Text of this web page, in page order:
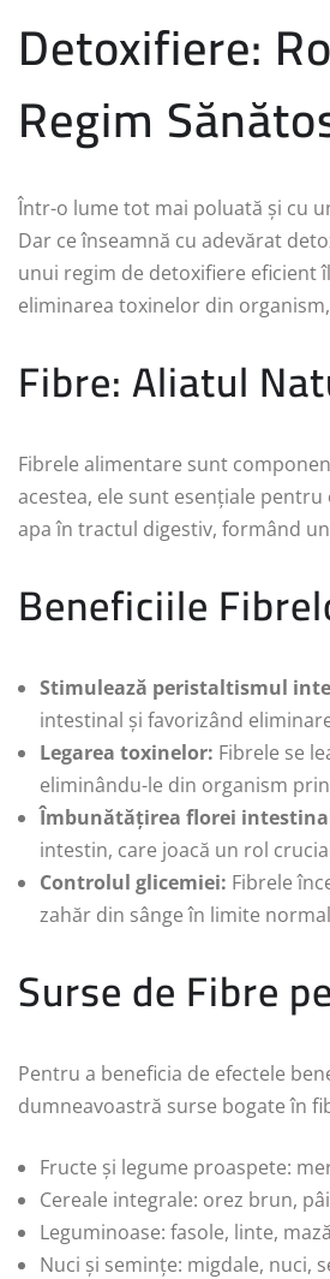
Detoxifiere:
Regim
Într-o lume tot mai poluată și cu
Dar ce înseamnă cu adevărat
unui regim de detoxifiere eficient
eliminarea toxinelor din
Fibre: Aliatul
Fibrele alimentare sunt
acestea, ele sunt esențiale
apa în tractul digestiv, formând
Beneficiile
Stimulează peristaltismul
intestinal și favorizând
Legarea toxinelor: Fibrele se
eliminându-le din organism
Îmbunătățirea florei
intestin, care joacă un rol
Controlul glicemiei: Fibrele
zahăr din sânge în limite
Surse de Fibre
Pentru a beneficia de efectele
dumneavoastră surse bogate în
Fructe și legume proaspete:
Cereale integrale: orez brun,
Leguminoase: fasole, linte,
Nuci și semințe: migdale, nuci,